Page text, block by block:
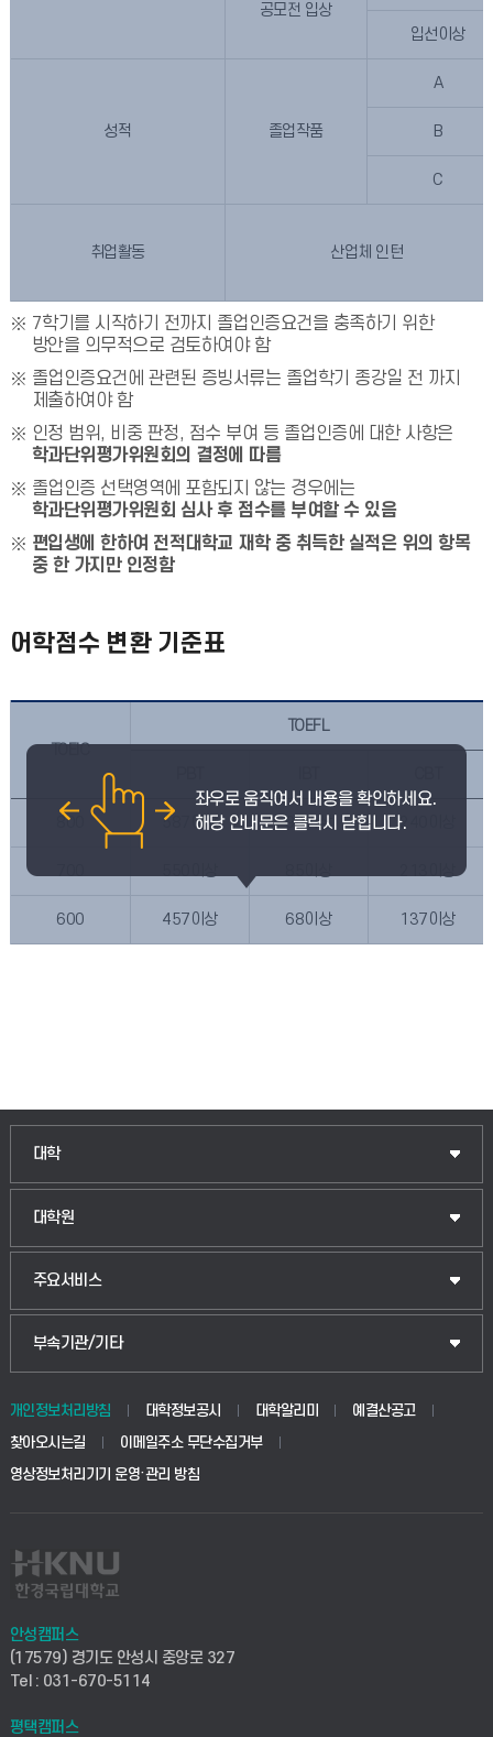
공모전 입상
입선이상
성적 졸업작품
A
B
C
취업활동 산업체 인턴
7학기를 시작하기 전까지 졸업인증요건을 충족하기 위한
방안을 의무적으로 검토하여야 함
졸업인증요건에 관련된 증빙서류는 졸업학기 종강일 전 까지
제출하여야 함
인정 범위, 비중 판정, 점수 부여 등 졸업인증에 대한 사항은
학과단위평가위원회의 결정에 따름
졸업인증 선택영역에 포함되지 않는 경우에는
학과단위평가위원회 심사 후 점수를 부여할 수 있음
편입생에 한하여 전적대학교 재학 중 취득한 실적은 위의 항목
중 한 가지만 인정함
어학점수 변환 기준표
TOEIC
TOEFL
800 587이상 98이상 240이상
600 457이상 68이상 137이상
대학
인문융합공공인재학부
법경영학부
생명공학부
사회안전시스템공학부
컴퓨터응용수학부
ICT로봇기계공학부
대학원
일반대학원
산업대학원
공공정책대학원
교육대학원
주요서비스
입학안내
웹메일
학사시스템(전문학사 및 전공심화)
사이버캠퍼스(전문학사 및 전공심화)
시설바로처리서비스
연구실안전관리시스템
부속기관/기타
중앙도서관
학생생활관(안성)
산학협력단
취업지원센터
창업지원센터
개인정보처리방침 대학정보공시 대학알리미
예결산공고
찾아오시는길
이메일주소 무단수집거부
영상정보처리기기 운영·관리 방침
안성캠퍼스
(17579) 경기도 안성시 중앙로 327
Tel : 031-670-5114
평택캠퍼스